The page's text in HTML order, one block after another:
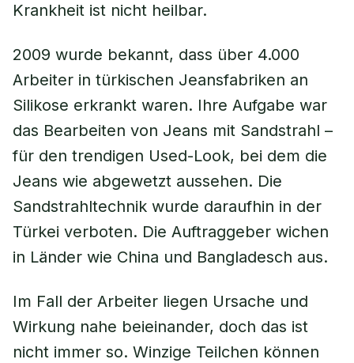
Krankheit ist nicht heilbar.
2009 wurde bekannt, dass über 4.000
Arbeiter in türkischen Jeansfabriken an
Silikose erkrankt waren. Ihre Aufgabe war
das Bearbeiten von Jeans mit Sandstrahl –
für den trendigen Used-Look, bei dem die
Jeans wie abgewetzt aussehen. Die
Sandstrahltechnik wurde daraufhin in der
Türkei verboten. Die Auftraggeber wichen
in Länder wie China und Bangladesch aus.
Im Fall der Arbeiter liegen Ursache und
Wirkung nahe beieinander, doch das ist
nicht immer so. Winzige Teilchen können